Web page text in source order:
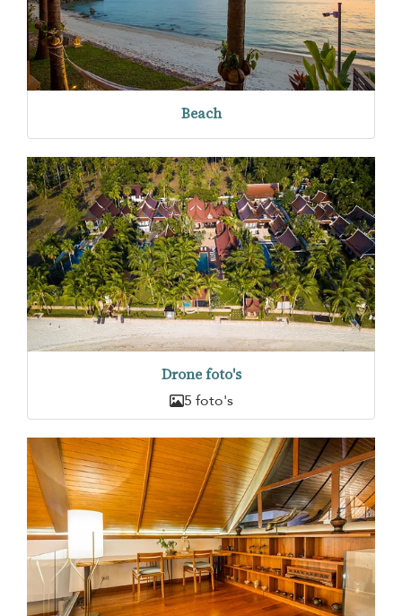
Beach
Drone foto's
5 foto's